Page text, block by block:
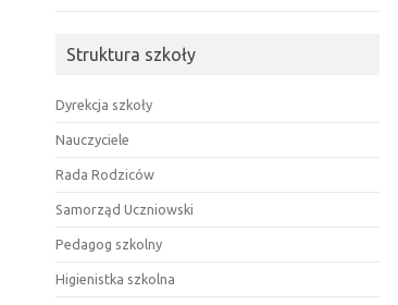
Struktura szkoły
Dyrekcja szkoły
Nauczyciele
Rada Rodziców
Samorząd Uczniowski
Pedagog szkolny
Higienistka szkolna